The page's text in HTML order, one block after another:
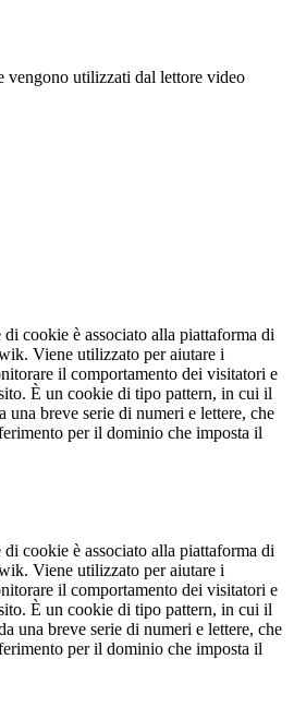
vengono utilizzati dal lettore video
di cookie è associato alla piattaforma di
Viene utilizzato per aiutare i
il comportamento dei visitatori e
È un cookie di tipo pattern, in cui il
una breve serie di numeri e lettere, che
per il dominio che imposta il
di cookie è associato alla piattaforma di
Viene utilizzato per aiutare i
il comportamento dei visitatori e
È un cookie di tipo pattern, in cui il
una breve serie di numeri e lettere, che
per il dominio che imposta il